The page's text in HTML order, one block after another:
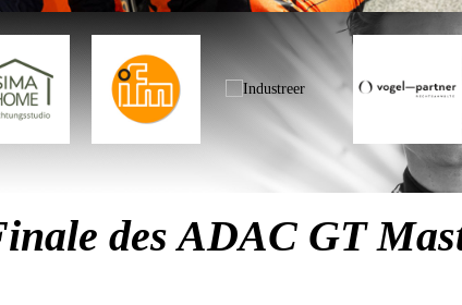
des ADAC GT